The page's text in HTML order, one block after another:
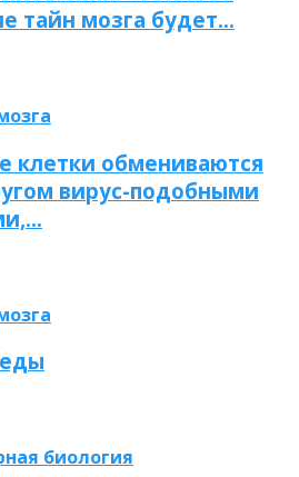
тайн мозга будет…
клетки обмениваются
вирус-подобными
биология